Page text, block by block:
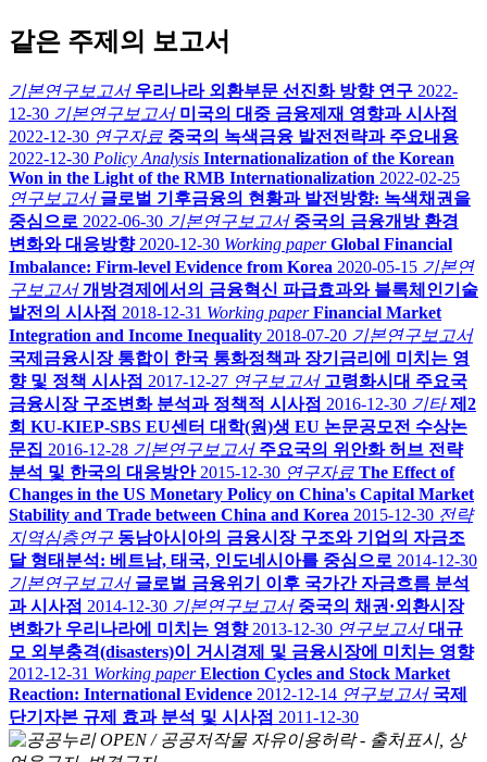
같은 주제의 보고서
기본연구보고서 우리나라 외환부문 선진화 방향 연구 2022-
12-30 기본연구보고서 미국의 대중 금융제재 영향과 시사점
2022-12-30 연구자료 중국의 녹색금융 발전전략과 주요내용
2022-12-30 Policy Analysis Internationalization of the Korean
Won in the Light of the RMB Internationalization 2022-02-25
연구보고서 글로벌 기후금융의 현황과 발전방향: 녹색채권을
중심으로 2022-06-30 기본연구보고서 중국의 금융개방 환경
변화와 대응방향 2020-12-30 Working paper Global Financial
Imbalance: Firm-level Evidence from Korea 2020-05-15 기본연
구보고서 개방경제에서의 금융혁신 파급효과와 블록체인기술
발전의 시사점 2018-12-31 Working paper Financial Market
Integration and Income Inequality 2018-07-20 기본연구보고서
국제금융시장 통합이 한국 통화정책과 장기금리에 미치는 영
향 및 정책 시사점 2017-12-27 연구보고서 고령화시대 주요국
금융시장 구조변화 분석과 정책적 시사점 2016-12-30 기타 제2
회 KU-KIEP-SBS EU센터 대학(원)생 EU 논문공모전 수상논
문집 2016-12-28 기본연구보고서 주요국의 위안화 허브 전략
분석 및 한국의 대응방안 2015-12-30 연구자료 The Effect of
Changes in the US Monetary Policy on China's Capital Market
Stability and Trade between China and Korea 2015-12-30 전략
지역심층연구 동남아시아의 금융시장 구조와 기업의 자금조
달 형태분석: 베트남, 태국, 인도네시아를 중심으로 2014-12-30
기본연구보고서 글로벌 금융위기 이후 국가간 자금흐름 분석
과 시사점 2014-12-30 기본연구보고서 중국의 채권·외환시장
변화가 우리나라에 미치는 영향 2013-12-30 연구보고서 대규
모 외부충격(disasters)이 거시경제 및 금융시장에 미치는 영향
2012-12-31 Working paper Election Cycles and Stock Market
Reaction: International Evidence 2012-12-14 연구보고서 국제
단기자본 규제 효과 분석 및 시사점 2011-12-30